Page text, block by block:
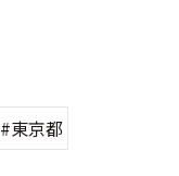
#東京都